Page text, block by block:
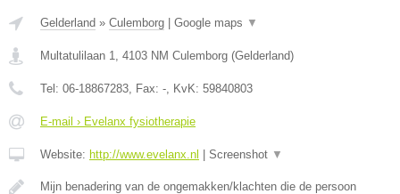
Gelderland » Culemborg Google maps ▼
Multatulilaan 1 4103 NM Culemborg (Gelderland)
Tel: 06-18867283 , Fax: - , KvK: 59840803
E-mail › Evelanx fysiotherapie
Website: http://www.evelanx.nl Screenshot ▼
Mijn benadering van de ongemakken/klachten die de persoon